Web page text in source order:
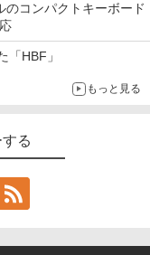
のコンパクトキーボード
「HBF」
もっと見る
る